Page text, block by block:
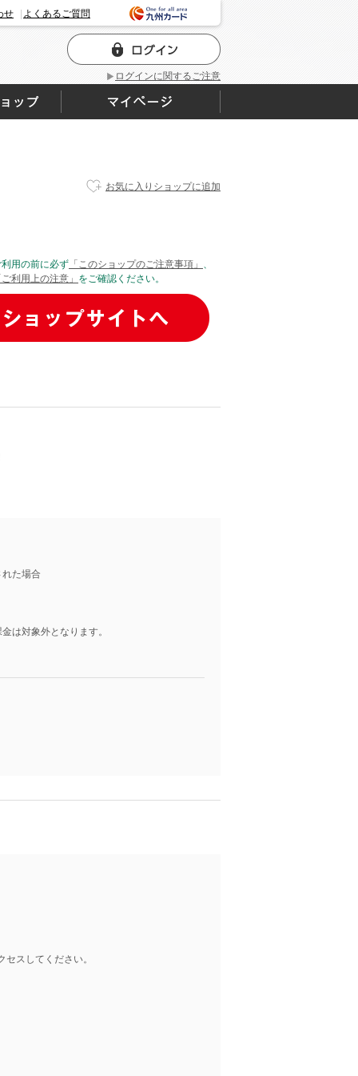
ログインに関するご注意
せ よくあるご質問
お気に入りショップに追加
利用の前に必ず 「このショップのご注意事項」 、
ご利用上の注意」 をご確認ください。
た場合
は対象外となります。
スしてください。